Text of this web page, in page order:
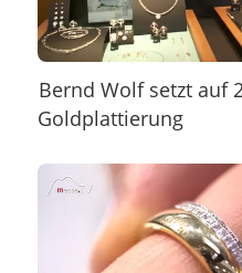
Bernd Wolf setzt auf
Goldplattierung